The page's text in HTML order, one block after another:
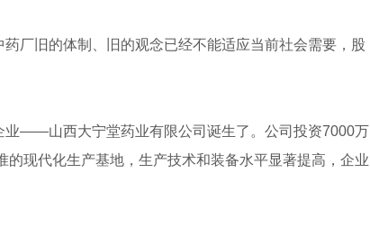
厂旧的体制、旧的观念已经不能适应当前社会需要，股
业——山西大宁堂药业有限公司诞生了。公司投资7000万
现代化生产基地，生产技术和装备水平显著提高，企业